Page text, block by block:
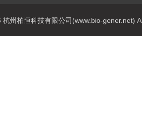
杭州柏恒科技有限公司(www.bio-